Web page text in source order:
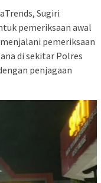
Sugiri
pemeriksaan awal
pemeriksaan
di sekitar Polres
penjagaan